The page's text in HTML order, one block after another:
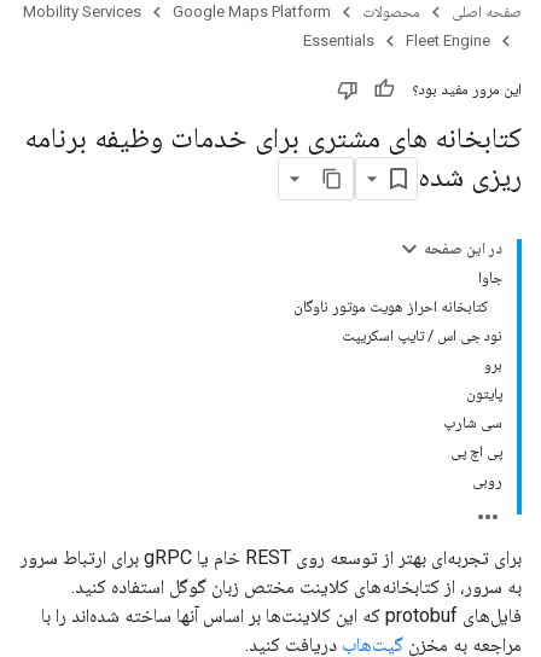
صفحه اصلی محصولات Google Maps Platform
Mobility Services
Fleet Engine
Essentials
این مرور مفید بود؟
کتابخانه های مشتری برای خدمات وظیفه برنامه
ریزی شده
در این صفحه
جاوا
کتابخانه احراز هویت موتور ناوگان
نود جی اس / تایپ اسکریپت
برو
پایتون
سی شارپ
پی اچ پی
روبی
برای تجربه‌ای بهتر از توسعه روی REST خام یا gRPC برای ارتباط سرور
به سرور، از کتابخانه‌های کلاینت مختص زبان گوگل استفاده کنید.
فایل‌های protobuf که این کلاینت‌ها بر اساس آنها ساخته شده‌اند را با
مراجعه به مخزن گیت‌هاب دریافت کنید.